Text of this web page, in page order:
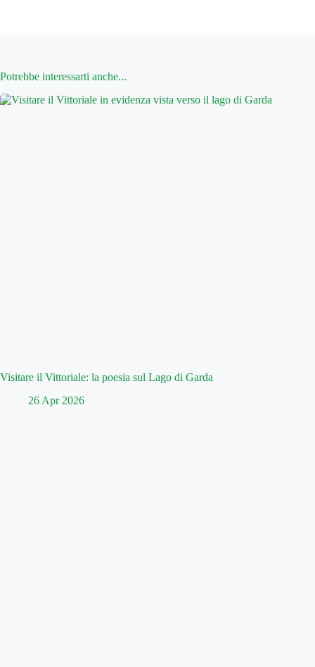
Potrebbe interessarti anche...
Visitare il Vittoriale: la poesia sul Lago di Garda
26 Apr 2026